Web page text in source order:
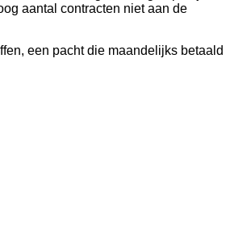
aantal contracten niet aan de
een pacht die maandelijks betaald